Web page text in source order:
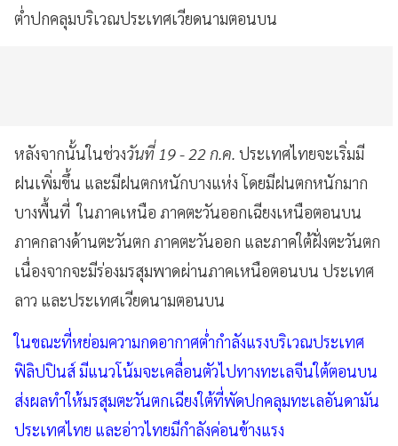
ต่ำปกคลุมบริเวณประเทศเวียดนามตอนบน
หลังจากนั้นในช่วงวันที่ 19 - 22 ก.ค. ประเทศไทยจะเริ่มมี
ฝนเพิ่มขึ้น และมีฝนตกหนักบางแห่ง โดยมีฝนตกหนักมาก
บางพื้นที่ ในภาคเหนือ ภาคตะวันออกเฉียงเหนือตอนบน
ภาคกลางด้านตะวันตก ภาคตะวันออก และภาคใต้ฝั่งตะวันตก
เนื่องจากจะมีร่องมรสุมพาดผ่านภาคเหนือตอนบน ประเทศ
ลาว และประเทศเวียดนามตอนบน
ในขณะที่หย่อมความกดอากาศต่ำกำลังแรงบริเวณประเทศ
ฟิลิปปินส์ มีแนวโน้มจะเคลื่อนตัวไปทางทะเลจีนใต้ตอนบน
ส่งผลทำให้มรสุมตะวันตกเฉียงใต้ที่พัดปกคลุมทะเลอันดามัน
ประเทศไทย และอ่าวไทยมีกำลังค่อนข้างแรง